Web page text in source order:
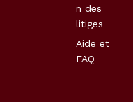
n des
litiges
Aide et
FAQ